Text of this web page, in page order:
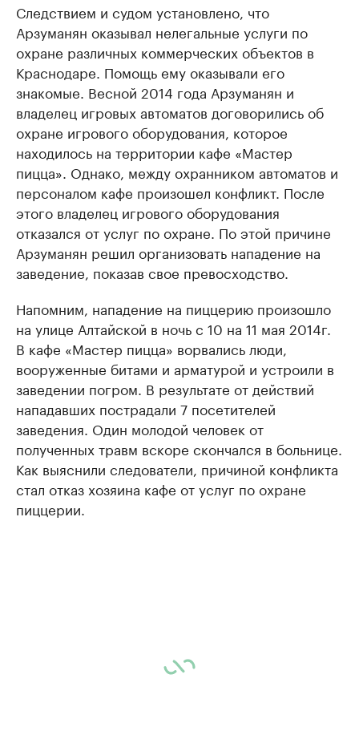
Следствием и судом установлено, что
Арзуманян оказывал нелегальные услуги по
охране различных коммерческих объектов в
Краснодаре. Помощь ему оказывали его
знакомые. Весной 2014 года Арзуманян и
владелец игровых автоматов договорились об
охране игрового оборудования, которое
находилось на территории кафе «Мастер
пицца». Однако, между охранником автоматов и
персоналом кафе произошел конфликт. После
этого владелец игрового оборудования
отказался от услуг по охране. По этой причине
Арзуманян решил организовать нападение на
заведение, показав свое превосходство.
Напомним, нападение на пиццерию произошло
на улице Алтайской в ночь с 10 на 11 мая 2014г.
В кафе «Мастер пицца» ворвались люди,
вооруженные битами и арматурой и устроили в
заведении погром. В результате от действий
нападавших пострадали 7 посетителей
заведения. Один молодой человек от
полученных травм вскоре скончался в больнице.
Как выяснили следователи, причиной конфликта
стал отказ хозяина кафе от услуг по охране
пиццерии.